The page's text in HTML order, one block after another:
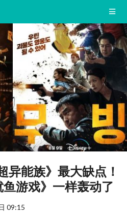
异能族》最大缺点！
游戏》一样轰动了
09:15